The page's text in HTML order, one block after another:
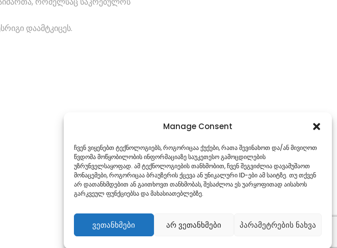
Manage Consent
ჩვენ ვიყენებთ ტექნოლოგიებს, როგორიცაა ქუქები, რათა შევინახოთ და/ან მივიღოთ
წვდომა მოწყობილობის ინფორმაციაზე საუკეთესო გამოცდილების
უზრუნველსაყოფად. ამ ტექნოლოგიების თანხმობით, ჩვენ შეგვიძლია დავამუშაოთ
მონაცემები, როგორიცაა ბრაუზერის ქცევა ან უნიკალური ID-ები ამ საიტზე. თუ თქვენ
არ დათანხმდებით ან გაითხოვთ თანხმობას, შესაძლოა ეს უარყოფითად აისახოს
გარკვეულ ფუნქციებსა და მახასიათებლებზე.
ვეთანხმები არ ვეთანხმები პარამეტრების ნახვა
დაამტკიცეს.